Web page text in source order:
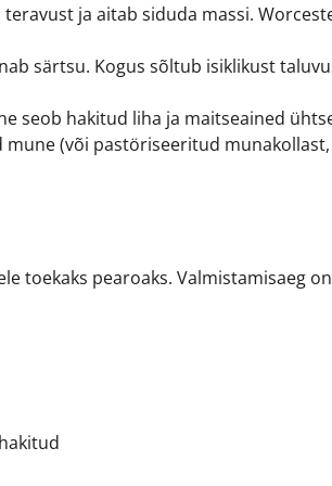
ja aitab siduda massi.
särtsu. Kogus sõltub isiklikust
seob hakitud liha ja maitseained
mune (või pastöriseeritud
toekaks pearoaks. Valmistamisaeg